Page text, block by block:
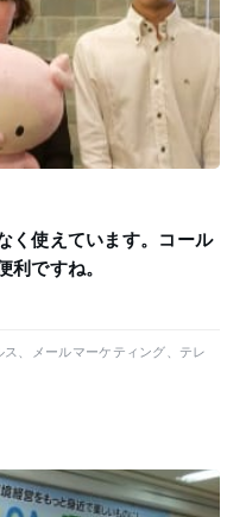
く使えています。コール
利ですね。
ス、メールマーケティング、テレ